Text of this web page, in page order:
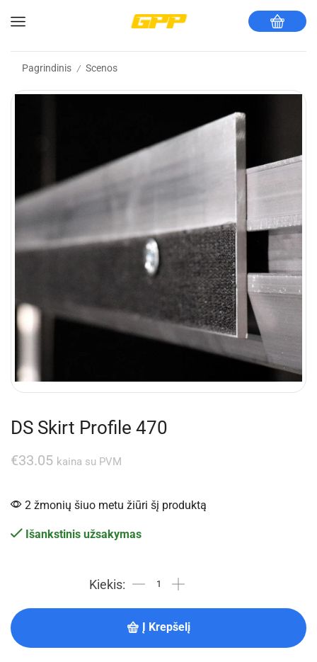
Pagrindinis / Scenos
DS Skirt Profile 470
€33.05 kaina su PVM
2 žmonių šiuo metu žiūri šį produktą
Išankstinis užsakymas
Į Krepšelį